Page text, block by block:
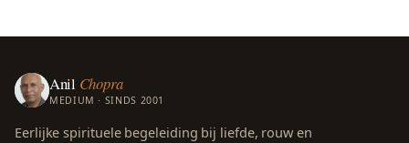
Anil Chopra
MEDIUM · SINDS 2001
Eerlijke spirituele begeleiding bij liefde, rouw en